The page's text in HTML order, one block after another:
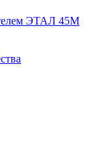
ЭТАЛ 45М